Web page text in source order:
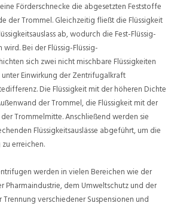
Förderschnecke die abgesetzten Feststoffe
der Trommel. Gleichzeitig fließt die Flüssigkeit
ab, wodurch die Fest-Flüssig-
Bei der Flüssig-Flüssig-
sich zwei nicht mischbare Flüssigkeiten
Einwirkung der Zentrifugalkraft
Die Flüssigkeit mit der höheren Dichte
der Trommel, die Flüssigkeit mit der
Trommelmitte. Anschließend werden sie
Flüssigkeitsauslässe abgeführt, um die
erreichen.
werden in vielen Bereichen wie der
Pharmaindustrie, dem Umweltschutz und der
verschiedener Suspensionen und